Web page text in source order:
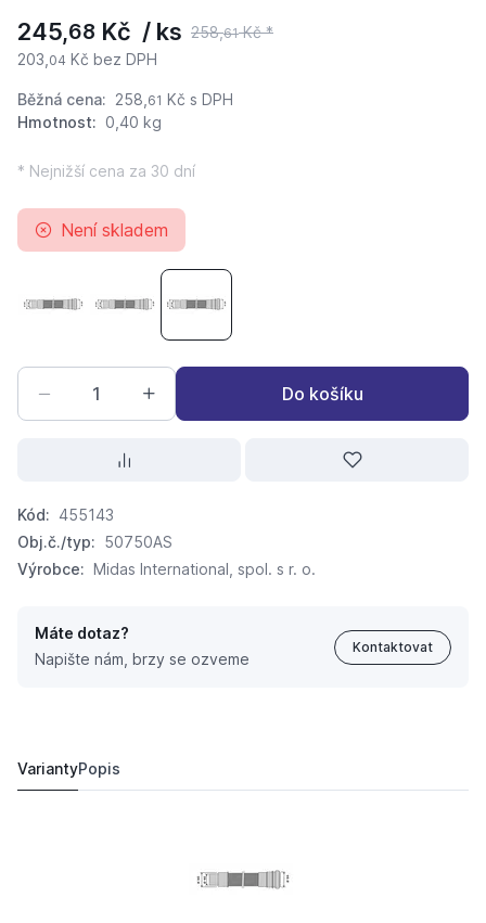
245,68 Kč / ks 258,61Kč *
203, 04 Kč bez DPH
Běžná cena: 258, 61 Kč s DPH
Hmotnost: 0,40 kg
* Nejnižší cena za 30 dní
Není skladem
HT AIRFIT připojovací flexibilní hadice DN50/250mm
HT AIRFIT připojovací flexibilní hadice DN50/
HT AIRFIT připojovací flexibilní hadice
Do košíku
Kód: 455143
Obj.č./typ: 50750AS
Výrobce: Midas International, spol. s r. o.
Máte dotaz?
Napište nám, brzy se ozveme
Kontaktovat
VariantyPopis